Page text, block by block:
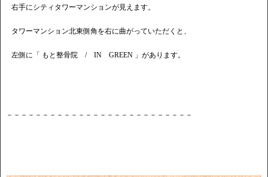
右手にシティタワーマンションが見えます。
タワーマンション北東側角を右に曲がっていただくと、
左側に「 もと整骨院 / IN GREEN 」があります。
－－－－－－－－－－－－－－－－－－－－－－－－－－